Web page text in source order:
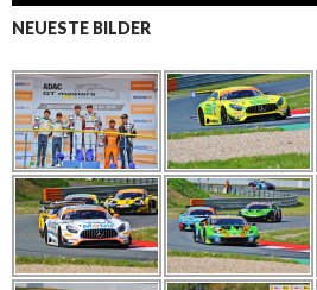
NEUESTE BILDER